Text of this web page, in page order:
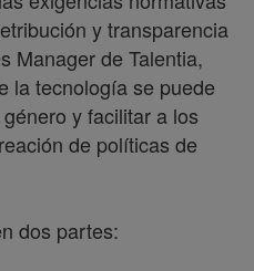
y transparencia
Manager de Talentia,
la tecnología se puede
y facilitar a los
de políticas de
dos partes: